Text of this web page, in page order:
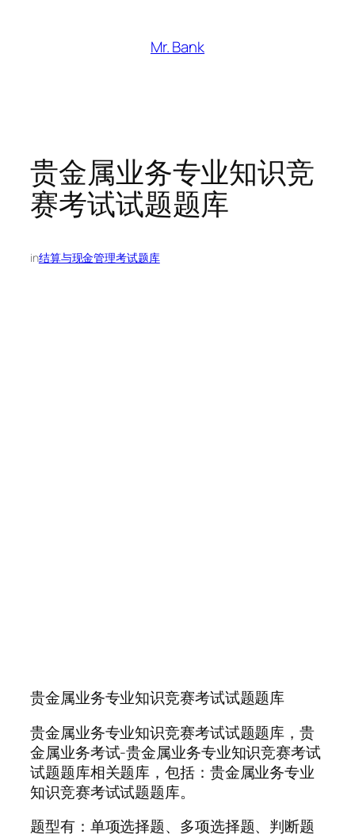
Mr. Bank
贵金属业务专业知识竞
赛考试试题题库
in结算与现金管理考试题库
贵金属业务专业知识竞赛考试试题题库
贵金属业务专业知识竞赛考试试题题库，贵
金属业务考试-贵金属业务专业知识竞赛考试
试题题库相关题库，包括：贵金属业务专业
知识竞赛考试试题题库。
题型有：单项选择题、多项选择题、判断题